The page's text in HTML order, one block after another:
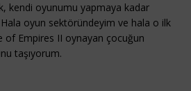
kendi oyunumu yapmaya kadar
oyun sektöründeyim ve hala o ilk
of Empires II oynayan çocuğun
taşıyorum.